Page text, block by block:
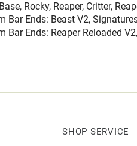
Rocky, Reaper, Critter,
Bar Ends: Beast V2,
Bar Ends: Reaper Reloaded
SHOP SERVICE